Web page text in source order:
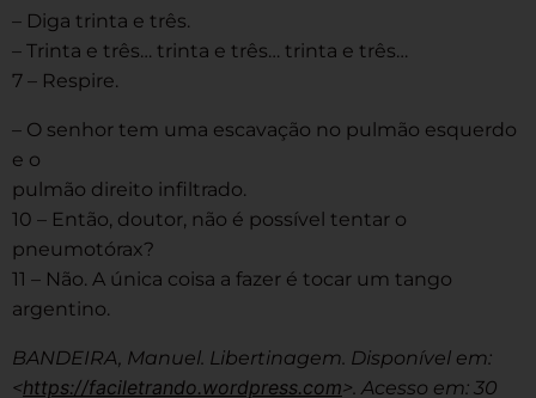
– Diga trinta e três.
– Trinta e três… trinta e três… trinta e três…
7 – Respire.
– O senhor tem uma escavação no pulmão esquerdo
e o
pulmão direito infiltrado.
10 – Então, doutor, não é possível tentar o
pneumotórax?
11 – Não. A única coisa a fazer é tocar um tango
argentino.
BANDEIRA, Manuel. Libertinagem. Disponível em:
<https://faciletrando.wordpress.com>. Acesso em: 30